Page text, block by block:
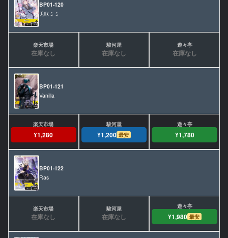
BP01-120
兎咲ミミ
在庫なし 在庫なし 在庫なし
BP01-121
Vanilla
¥1,280 ¥1,200 最安 ¥1,780
BP01-122
Ras
在庫なし 在庫なし ¥1,980 最安